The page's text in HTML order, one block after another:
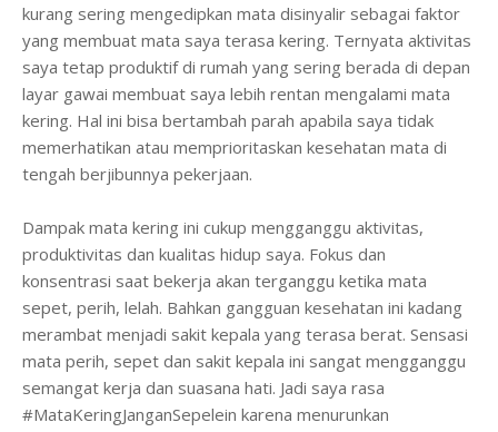
kurang sering mengedipkan mata disinyalir sebagai faktor
yang membuat mata saya terasa kering. Ternyata aktivitas
saya tetap produktif di rumah yang sering berada di depan
layar gawai membuat saya lebih rentan mengalami mata
kering. Hal ini bisa bertambah parah apabila saya tidak
memerhatikan atau memprioritaskan kesehatan mata di
tengah berjibunnya pekerjaan.
Dampak mata kering ini cukup mengganggu aktivitas,
produktivitas dan kualitas hidup saya. Fokus dan
konsentrasi saat bekerja akan terganggu ketika mata
sepet, perih, lelah. Bahkan gangguan kesehatan ini kadang
merambat menjadi sakit kepala yang terasa berat. Sensasi
mata perih, sepet dan sakit kepala ini sangat mengganggu
semangat kerja dan suasana hati. Jadi saya rasa
#MataKeringJanganSepelein karena menurunkan